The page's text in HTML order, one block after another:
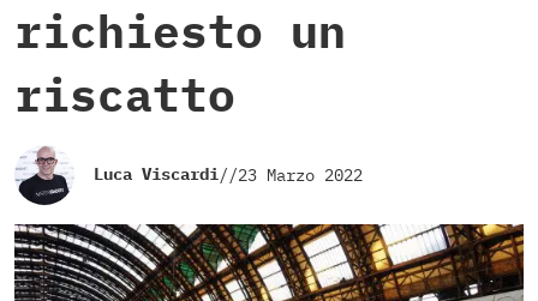
richiesto un
riscatto
Luca Viscardi//23 Marzo 2022